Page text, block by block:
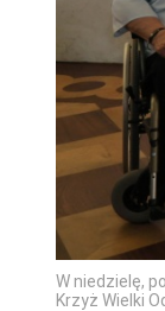
W niedzielę,
Krzyż Wielki